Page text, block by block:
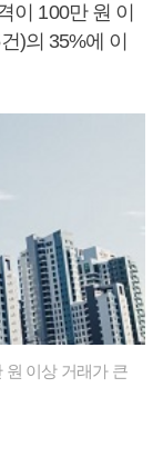
이 100만 원 이
)의 35%에 이
원 이상 거래가 큰